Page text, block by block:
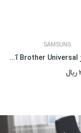
SAMSUNG
تونر شارژ Brother Universal آی پلاس